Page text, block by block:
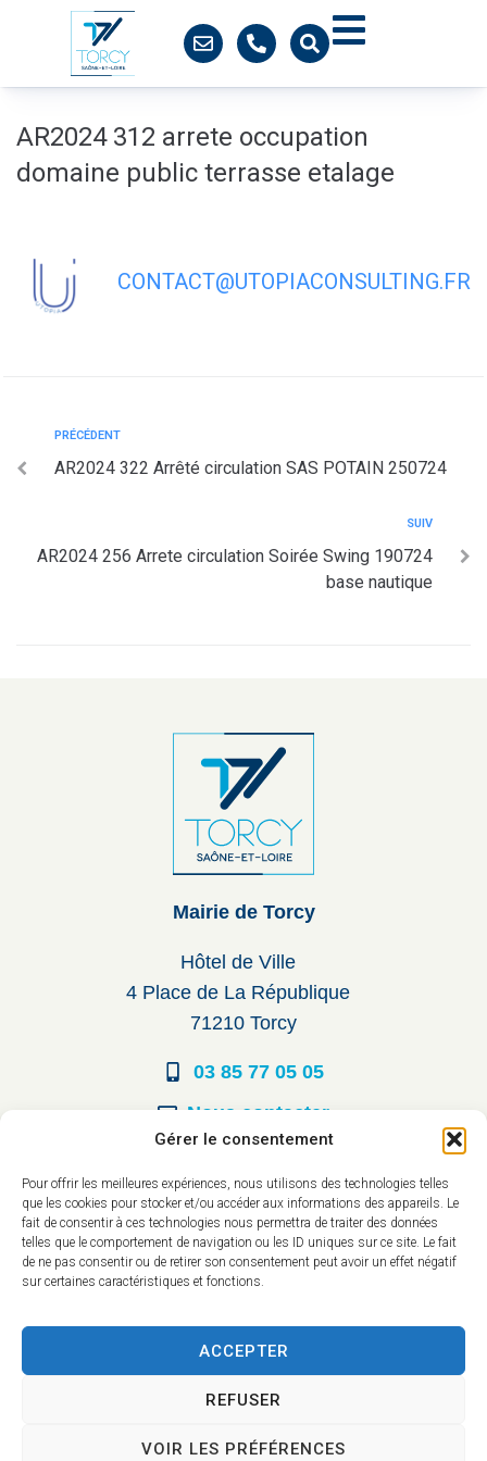
Gérer le consentement
Pour offrir les meilleures expériences, nous utilisons des technologies telles
que les cookies pour stocker et/ou accéder aux informations des appareils. Le
fait de consentir à ces technologies nous permettra de traiter des données
telles que le comportement de navigation ou les ID uniques sur ce site. Le fait
de ne pas consentir ou de retirer son consentement peut avoir un effet négatif
sur certaines caractéristiques et fonctions.
ACCEPTER
REFUSER
VOIR LES PRÉFÉRENCES
AR2024 312 arrete occupation
domaine public terrasse etalage
CONTACT@UTOPIACONSULTING.FR
PRÉCÉDENT
AR2024 322 Arrêté circulation SAS POTAIN 250724
SUIV
AR2024 256 Arrete circulation Soirée Swing 190724
base nautique
Mairie de Torcy
Hôtel de Ville
4 Place de La République
71210 Torcy
03 85 77 05 05
Nous contacter
Du lundi au vendredi :
8h30 à 12h00